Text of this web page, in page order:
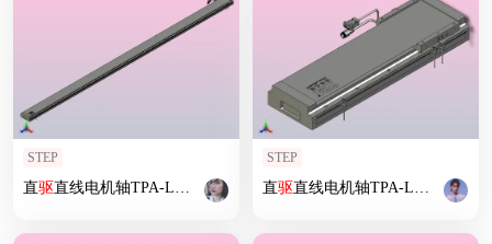
STEP
直驱直线电机轴TPA-LNP -170-35C 2-1-L3600-3-C-05-N3
STEP
直驱直线电机轴TPA-LNP -170-